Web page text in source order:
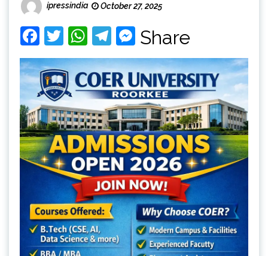
ipressindia October 27, 2025
Facebook
Twitter
WhatsApp
Telegram
Messenger
Share